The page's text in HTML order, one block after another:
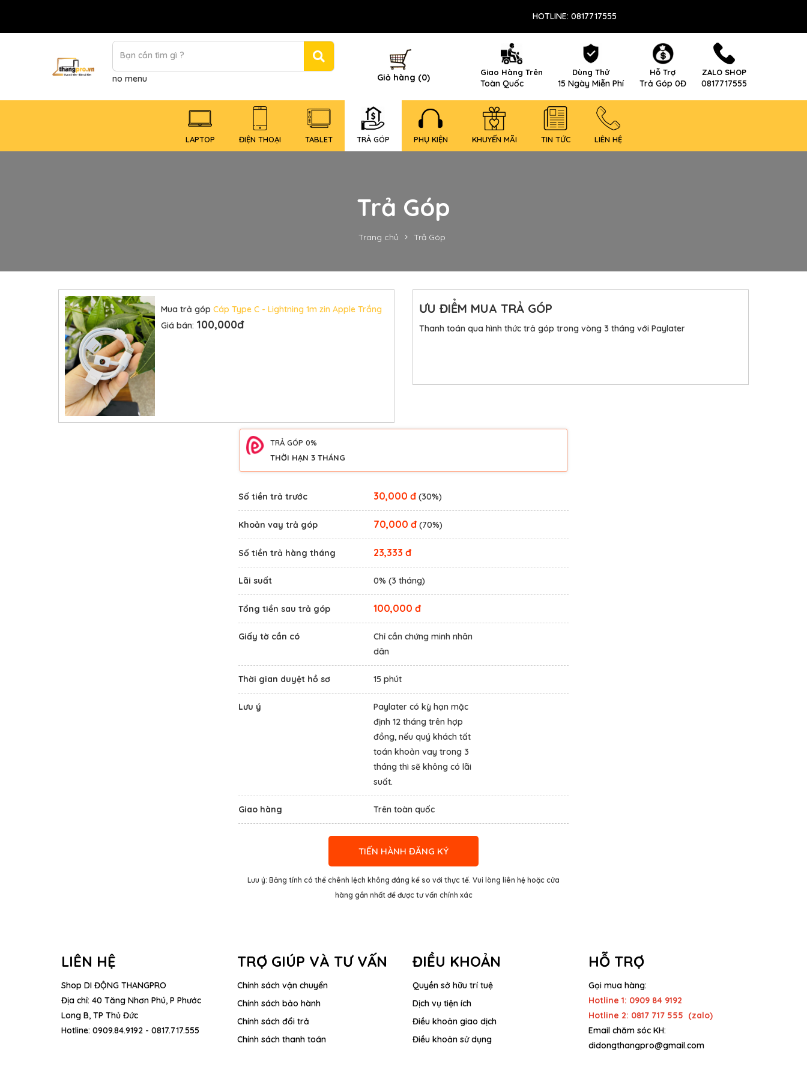
HOTLINE: 0817717555
no menu Giỏ hàng (0) Giao Hàng Trên
Toàn Quốc
Dùng Thử
15 Ngày Miễn Phí
Hỗ Trợ
Trả Góp 0Đ
ZALO SHOP
0817717555
LAPTOP ĐIỆN THOẠI TABLET TRẢ GÓP PHỤ KIỆN KHUYẾN MÃI TIN TỨC LIÊN HỆ
Trả Góp
Trang chủ Trả Góp
Mua trả góp Cáp Type C - Lightning 1m zin Apple Trắng
Giá bán: 100,000đ
ƯU ĐIỂM MUA TRẢ GÓP
Thanh toán qua hình thức trả góp trong vòng 3 tháng với Paylater
TRẢ GÓP 0%
THỜI HẠN 3 THÁNG
Số tiền trả trước 30,000 đ(30%)
Khoản vay trả góp 70,000 đ(70%)
Số tiền trả hàng tháng 23,333 đ
Lãi suất 0% (3 tháng)
Tổng tiền sau trả góp 100,000 đ
Giấy tờ cần có
Chỉ cần chứng minh nhân
dân
Thời gian duyệt hồ sơ 15 phút
Lưu ý
Paylater có kỳ hạn mặc
định 12 tháng trên hợp
đồng, nếu quý khách tất
toán khoản vay trong 3
tháng thì sẽ không có lãi
suất.
Giao hàng Trên toàn quốc
TIẾN HÀNH ĐĂNG KÝ
Lưu ý: Bảng tính có thể chênh lệch không đáng kể so với thực tế. Vui lòng liên hệ hoặc cửa
hàng gần nhất để được tư vấn chính xác
LIÊN HỆ
Shop DI ĐỘNG THANGPRO
Địa chỉ: 40 Tăng Nhơn Phú, P Phước
Long B, TP Thủ Đức
Hotline: 0909.84.9192 - 0817.717.555
TRỢ GIÚP VÀ TƯ VẤN
Chính sách vận chuyển
Chính sách bảo hành
Chính sách đổi trả
Chính sách thanh toán
ĐIỀU KHOẢN
Quyền sở hữu trí tuệ
Dịch vụ tiện ích
Điều khoản giao dịch
Điều khoản sử dụng
HỖ TRỢ
Gọi mua hàng:
Hotline 1: 0909 84 9192
Hotline 2: 0817 717 555 (zalo)
Email chăm sóc KH:
didongthangpro@gmail.com